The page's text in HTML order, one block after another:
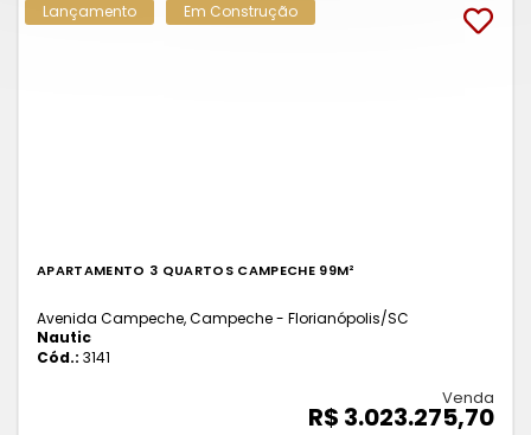
Lançamento Em Construção
APARTAMENTO 3 QUARTOS CAMPECHE 99M²
Avenida Campeche, Campeche - Florianópolis/SC
Nautic
Cód.: 3141
Venda
R$ 3.023.275,70